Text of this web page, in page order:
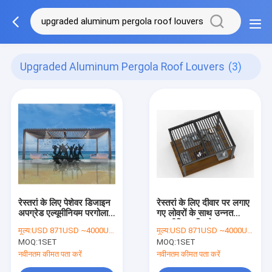
Upgraded Aluminum Pergola Roof Louvers (3)
रेस्तरां के लिए पेशेवर डिजाइन
अपग्रेड एल्यूमीनियम परगोला
मूल्य:USD 871USD ~4000USD or more based on the sizes
MOQ:1SET
नवीनतम कीमत पता करें
रेस्तरां के लिए दीवार पर लगाए
गए लोवरों के साथ उन्नत
मूल्य:USD 871USD ~4000USD or more based on the sizes
MOQ:1SET
नवीनतम कीमत पता करें